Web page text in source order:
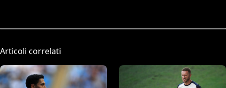
Articoli correlati